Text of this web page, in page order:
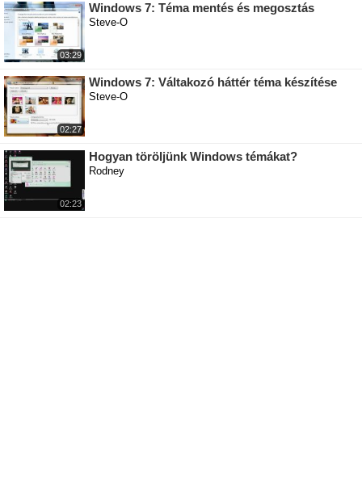
03:29
Windows 7: Téma mentés és megosztás
Steve-O
02:27
Windows 7: Váltakozó háttér téma készítése
Steve-O
02:23
Hogyan töröljünk Windows témákat?
Rodney